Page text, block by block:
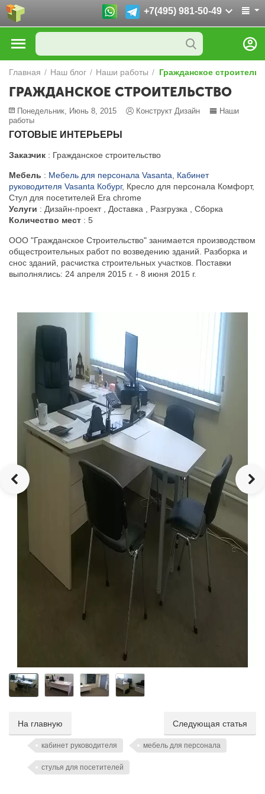
+7(495) 981-50-49
Главная / Наш блог / Наши работы / Гражданское
ГРАЖДАНСКОЕ СТРОИТЕЛЬСТВО
Понедельник, Июнь 8, 2015 Конструкт Дизайн
Наши
работы
ГОТОВЫЕ ИНТЕРЬЕРЫ
Заказчик : Гражданское строительство
Мебель : Мебель для персонала Vasanta
Кабинет
руководителя Vasanta Кобург, Кресло для персонала Комфорт,
Стул для посетителей Era chrome
Услуги : Дизайн-проект , Доставка , Разгрузка , Сборка
Количество мест : 5
ООО "Гражданское Строительство" занимается производством
общестроительных работ по возведению зданий. Разборка и
снос зданий, расчистка строительных участков. Поставки
выполнялись: 24 апреля 2015 г. - 8 июня 2015 г.
На главную Следующая статья
кабинет руководителя мебель для персонала
стулья для посетителей